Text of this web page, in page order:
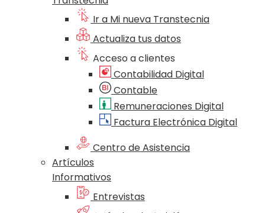
Ir a Mi nueva Transtecnia
Actualiza tus datos
Acceso a clientes
Contabilidad Digital
Contable
Remuneraciones Digital
Factura Electrónica Digital
Centro de Asistencia
Artículos
Informativos
Entrevistas